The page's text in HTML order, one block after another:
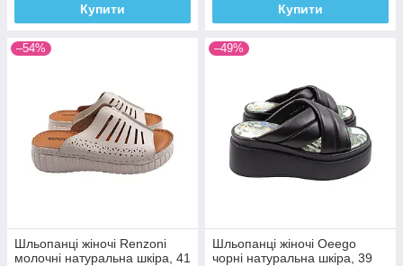
Купити Купити
–54%
Шльопанці жіночі Renzoni
молочні натуральна шкіра, 41
–49%
Шльопанці жіночі Oeego
чорні натуральна шкіра, 39